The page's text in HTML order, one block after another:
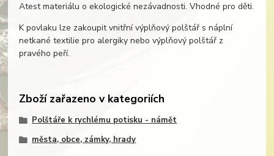
Atest materiálu o ekologické nezávadnosti. Vhodné pro děti.
K povlaku lze zakoupit vnitřní výplňový polštář s náplní
netkané textilie pro alergiky nebo výplňový polštář z
pravého peří.
Zboží zařazeno v kategoriích
Polštáře k rychlému potisku - námět
města, obce, zámky, hrady